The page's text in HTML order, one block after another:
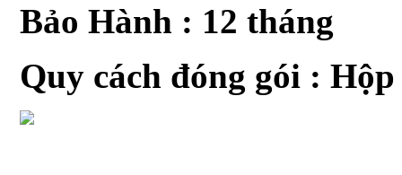
Bảo Hành : 12 tháng
Quy cách đóng gói :